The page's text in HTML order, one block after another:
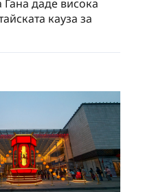
даде висока
кауза за